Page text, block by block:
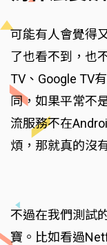
可能有人會覺得
了也看不到，也
TV、Google TV
同，如果平常不
流服務不在
煩，那就真的沒
不過在我們測試
寶。比如看過